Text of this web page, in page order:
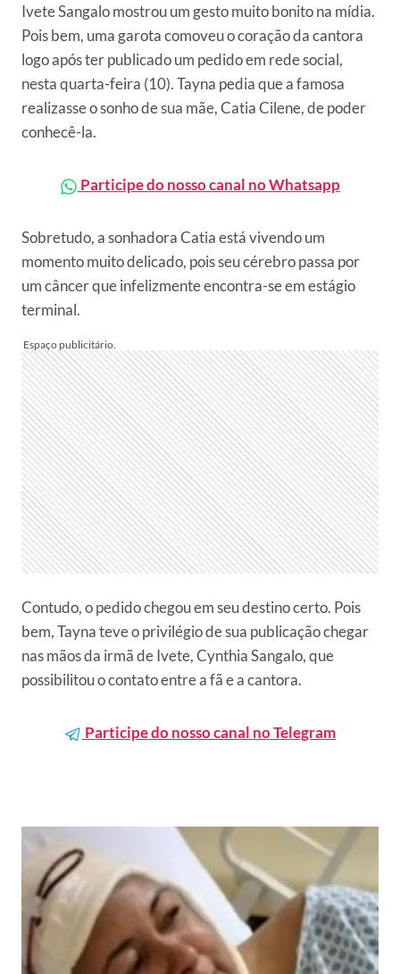
Ivete Sangalo mostrou um gesto muito bonito na mídia.
Pois bem, uma garota comoveu o coração da cantora
logo após ter publicado um pedido em rede social,
nesta quarta-feira (10). Tayna pedia que a famosa
realizasse o sonho de sua mãe, Catia Cilene, de poder
conhecê-la.
Participe do nosso canal no Whatsapp
Sobretudo, a sonhadora Catia está vivendo um
momento muito delicado, pois seu cérebro passa por
um câncer que infelizmente encontra-se em estágio
terminal.
Contudo, o pedido chegou em seu destino certo. Pois
bem, Tayna teve o privilégio de sua publicação chegar
nas mãos da irmã de Ivete, Cynthia Sangalo, que
possibilitou o contato entre a fã e a cantora.
Participe do nosso canal no Telegram